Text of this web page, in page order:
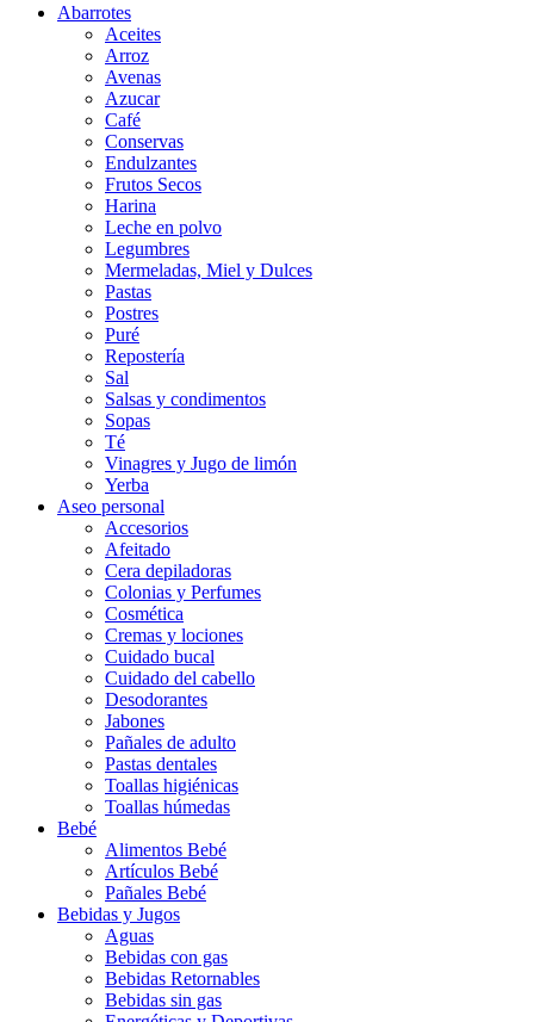
Abarrotes
Aceites
Arroz
Avenas
Azucar
Café
Conservas
Endulzantes
Frutos Secos
Harina
Leche en polvo
Legumbres
Mermeladas, Miel y Dulces
Pastas
Postres
Puré
Repostería
Sal
Salsas y condimentos
Sopas
Té
Vinagres y Jugo de limón
Yerba
Aseo personal
Accesorios
Afeitado
Cera depiladoras
Colonias y Perfumes
Cosmética
Cremas y lociones
Cuidado bucal
Cuidado del cabello
Desodorantes
Jabones
Pañales de adulto
Pastas dentales
Toallas higiénicas
Toallas húmedas
Bebé
Alimentos Bebé
Artículos Bebé
Pañales Bebé
Bebidas y Jugos
Aguas
Bebidas con gas
Bebidas Retornables
Bebidas sin gas